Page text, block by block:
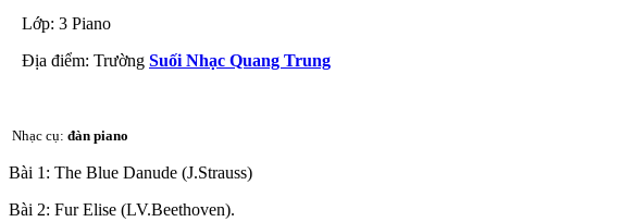
Lớp: 3 Piano
Địa điểm: Trường Suối Nhạc Quang Trung
Nhạc cụ: đàn piano
Bài 1: The Blue Danude (J.Strauss)
Bài 2: Fur Elise (LV.Beethoven).